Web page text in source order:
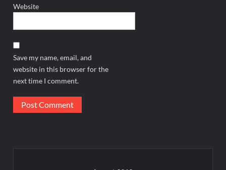
Website
Save my name, email, and
website in this browser for the
next time I comment.